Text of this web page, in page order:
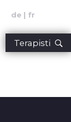
Terapisti
de fr